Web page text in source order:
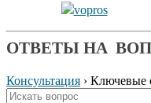
ОТВЕТЫ НА
Консультация › Ключевые